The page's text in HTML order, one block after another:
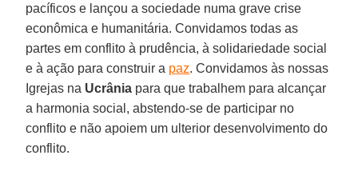
pacíficos e lançou a sociedade numa grave crise
econômica e humanitária. Convidamos todas as
partes em conflito à prudência, à solidariedade social
e à ação para construir a paz. Convidamos às nossas
Igrejas na Ucrânia para que trabalhem para alcançar
a harmonia social, abstendo-se de participar no
conflito e não apoiem um ulterior desenvolvimento do
conflito.